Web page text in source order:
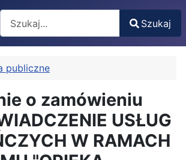
2 or more characters for results.
Szukaj
publiczne
o zamówieniu
USŁUG
W RAMACH